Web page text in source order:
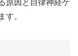
原因と自律神経ケ
す。